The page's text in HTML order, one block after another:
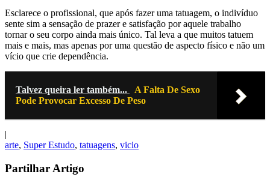
Esclarece o profissional, que após fazer uma tatuagem, o indivíduo
sente sim a sensação de prazer e satisfação por aquele trabalho
tornar o seu corpo ainda mais único. Tal leva a que muitos tatuem
mais e mais, mas apenas por uma questão de aspecto físico e não um
vício que crie dependência.
Talvez queira ler também...
A Falta De Sexo
Pode Provocar Excesso De Peso
|
arte, Super Estudo, tatuagens, vicio
Partilhar Artigo